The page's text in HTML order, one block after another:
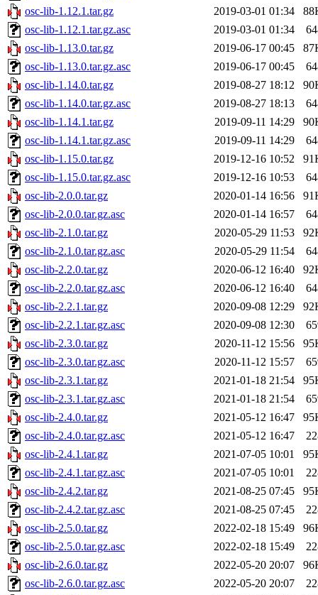
osc-lib-1.12.1.tar.gz
2019-03-01 01:34
osc-lib-1.12.1.tar.gz.asc
2019-03-01 01:34
osc-lib-1.13.0.tar.gz
2019-06-17 00:45
osc-lib-1.13.0.tar.gz.asc
2019-06-17 00:45
osc-lib-1.14.0.tar.gz
2019-08-27 18:12
osc-lib-1.14.0.tar.gz.asc
2019-08-27 18:13
osc-lib-1.14.1.tar.gz
2019-09-11 14:29
osc-lib-1.14.1.tar.gz.asc
2019-09-11 14:29
osc-lib-1.15.0.tar.gz
2019-12-16 10:52
osc-lib-1.15.0.tar.gz.asc
2019-12-16 10:53
osc-lib-2.0.0.tar.gz
2020-01-14 16:56
osc-lib-2.0.0.tar.gz.asc
2020-01-14 16:57
osc-lib-2.1.0.tar.gz
2020-05-29 11:53
osc-lib-2.1.0.tar.gz.asc
2020-05-29 11:54
osc-lib-2.2.0.tar.gz
2020-06-12 16:40
osc-lib-2.2.0.tar.gz.asc
2020-06-12 16:40
osc-lib-2.2.1.tar.gz
2020-09-08 12:29
osc-lib-2.2.1.tar.gz.asc
2020-09-08 12:30
osc-lib-2.3.0.tar.gz
2020-11-12 15:56
osc-lib-2.3.0.tar.gz.asc
2020-11-12 15:57
osc-lib-2.3.1.tar.gz
2021-01-18 21:54
osc-lib-2.3.1.tar.gz.asc
2021-01-18 21:54
osc-lib-2.4.0.tar.gz
2021-05-12 16:47
osc-lib-2.4.0.tar.gz.asc
2021-05-12 16:47
osc-lib-2.4.1.tar.gz
2021-07-05 10:01
osc-lib-2.4.1.tar.gz.asc
2021-07-05 10:01
osc-lib-2.4.2.tar.gz
2021-08-25 07:45
osc-lib-2.4.2.tar.gz.asc
2021-08-25 07:45
osc-lib-2.5.0.tar.gz
2022-02-18 15:49
osc-lib-2.5.0.tar.gz.asc
2022-02-18 15:49
osc-lib-2.6.0.tar.gz
2022-05-20 20:07
osc-lib-2.6.0.tar.gz.asc
2022-05-20 20:07